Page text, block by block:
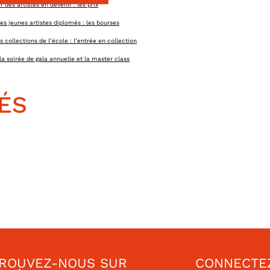
des artistes en devenir : les prix
jeunes artistes diplomés : les bourses
collections de l’école : l’entrée en collection
soirée de gala annuelle et la master class
soutien aux actions de l’école
NOUS SUR